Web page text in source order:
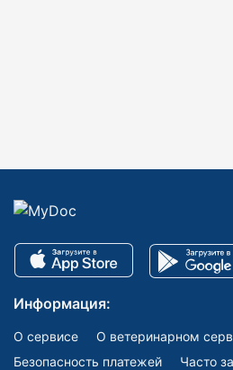
Информация:
О сервисе
О ветеринарном
Безопасность платежей
Часто